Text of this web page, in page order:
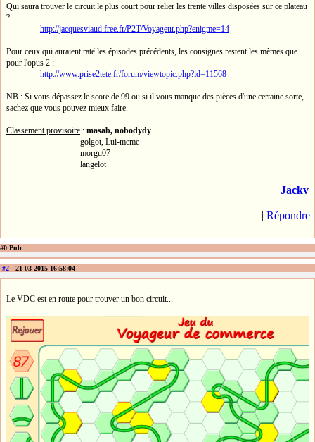
Qui saura trouver le circuit le plus court pour relier les trente villes disposées sur ce plateau
?
http://jacquesviaud.free.fr/P2T/Voyageur.php?enigme=14
Pour ceux qui auraient raté les épisodes précédents, les consignes restent les mêmes que
pour l'opus 2 :
http://www.prise2tete.fr/forum/viewtopic.php?id=11568
NB : Si vous dépassez le score de 99 ou si il vous manque des pièces d'une certaine sorte,
sachez que vous pouvez mieux faire.
Classement provisoire : masab, nobodydy
golgot, Lui-meme
morgu07
langelot
Jackv
| Répondre
#0 Pub
#2 - 21-03-2015 16:58:04
Le VDC est en route pour trouver un bon circuit...